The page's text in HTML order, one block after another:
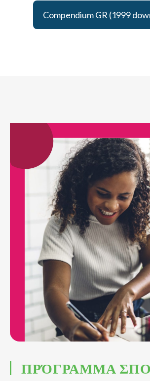
Compendium GR (1999
ΠΡΌΓΡΑΜΜΑ